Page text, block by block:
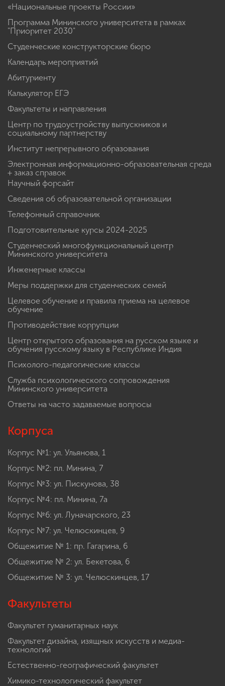
«Национальные проекты России»
Программа Мининского университета в рамках
"Приоритет 2030"
Студенческие конструкторские бюро
Календарь мероприятий
Абитуриенту
Калькулятор ЕГЭ
Факультеты и направления
Центр по трудоустройству выпускников и
социальному партнерству
Институт непрерывного образования
Электронная информационно-образовательная среда
+ заказ справок
Научный форсайт
Сведения об образовательной организации
Телефонный справочник
Подготовительные курсы 2024-2025
Студенческий многофункциональный центр
Мининского университета
Инженерные классы
Меры поддержки для студенческих семей
Целевое обучение и правила приема на целевое
обучение
Противодействие коррупции
Центр открытого образования на русском языке и
обучения русскому языку в Республике Индия
Психолого-педагогические классы
Служба психологического сопровождения
Мининского университета
Ответы на часто задаваемые вопросы
Корпуса
Корпус №1: ул. Ульянова, 1
Корпус №2: пл. Минина, 7
Корпус №3: ул. Пискунова, 38
Корпус №4: пл. Минина, 7а
Корпус №6: ул. Луначарского, 23
Корпус №7: ул. Челюскинцев, 9
Общежитие № 1: пр. Гагарина, 6
Общежитие № 2: ул. Бекетова, 6
Общежитие № 3: ул. Челюскинцев, 17
Факультеты
Факультет гуманитарных наук
Факультет дизайна, изящных искусств и медиа-
технологий
Естественно-географический факультет
Химико-технологический факультет